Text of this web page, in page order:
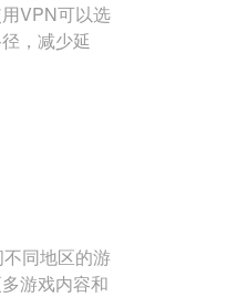
VPN可以选
，减少延
同地区的游
游戏内容和